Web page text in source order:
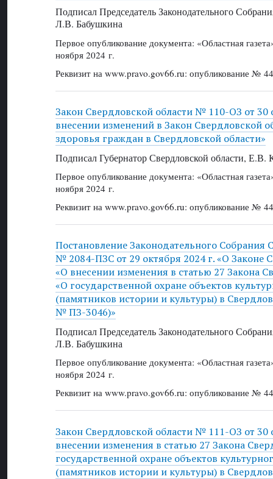
Подписал Председатель Законодательного
Л.В. Бабушкина
Первое опубликование документа: «Областная
ноября 2024 г.
Реквизит на www.pravo.gov66.ru: опубликование №
Закон Свердловской области № 110-ОЗ от 30
внесении изменений в Закон Свердловской
здоровья граждан в Свердловской области»
Подписал Губернатор Свердловской области, Е.В.
Первое опубликование документа: «Областная
ноября 2024 г.
Реквизит на www.pravo.gov66.ru: опубликование №
Постановление Законодательного Собрания
№ 2084-ПЗС от 29 октября 2024 г. «О Законе
«О внесении изменения в статью 27 Закона
«О государственной охране объектов
(памятников истории и культуры) в
№ ПЗ-3046)»
Подписал Председатель Законодательного
Л.В. Бабушкина
Первое опубликование документа: «Областная
ноября 2024 г.
Реквизит на www.pravo.gov66.ru: опубликование №
Закон Свердловской области № 111-ОЗ от 30
внесении изменения в статью 27 Закона
государственной охране объектов
(памятников истории и культуры) в